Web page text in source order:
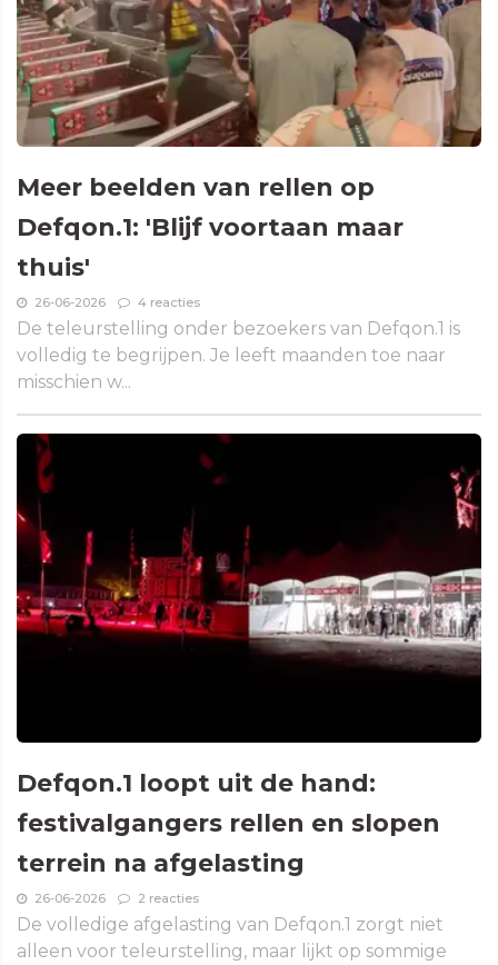
Meer beelden van rellen op
Defqon.1: 'Blijf voortaan maar
thuis'
26-06-2026 4 reacties
De teleurstelling onder bezoekers van Defqon.1 is
volledig te begrijpen. Je leeft maanden toe naar
misschien w...
Defqon.1 loopt uit de hand:
festivalgangers rellen en slopen
terrein na afgelasting
26-06-2026 2 reacties
De volledige afgelasting van Defqon.1 zorgt niet
alleen voor teleurstelling, maar lijkt op sommige